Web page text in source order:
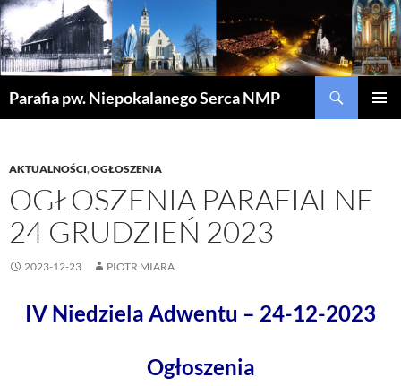
Parafia pw. Niepokalanego Serca NMP
AKTUALNOŚCI,OGŁOSZENIA
OGŁOSZENIA PARAFIALNE
24 GRUDZIEŃ 2023
2023-12-23 PIOTR MIARA
IV Niedziela Adwentu – 24-12-2023
Ogłoszenia